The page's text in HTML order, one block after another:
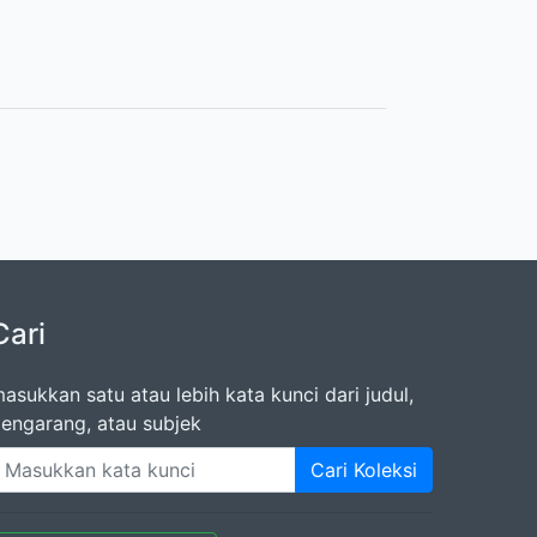
satu atau lebih kata kunci dari judul,
atau subjek
Cari Koleksi